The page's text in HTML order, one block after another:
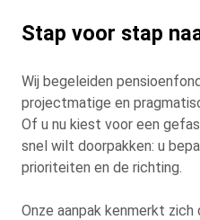
Stap voor stap
Wij begeleiden
projectmatige en
Of u nu kiest voor een
snel wilt doorpakken: u
prioriteiten en de richting.
Onze aanpak kenmerkt